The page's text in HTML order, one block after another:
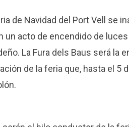
de Navidad del Port Vell se
un acto de encendido de
La Fura dels Baus será la
de la feria que, hasta el 5